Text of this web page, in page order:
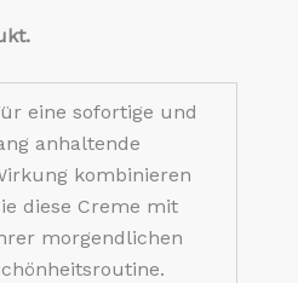
eine sofortige und
anhaltende
kombinieren
diese Creme mit
morgendlichen